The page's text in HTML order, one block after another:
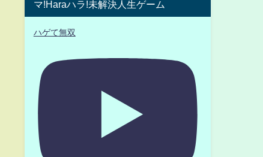
マ!Haraハラ!未解決人生ゲーム
ハゲて無双